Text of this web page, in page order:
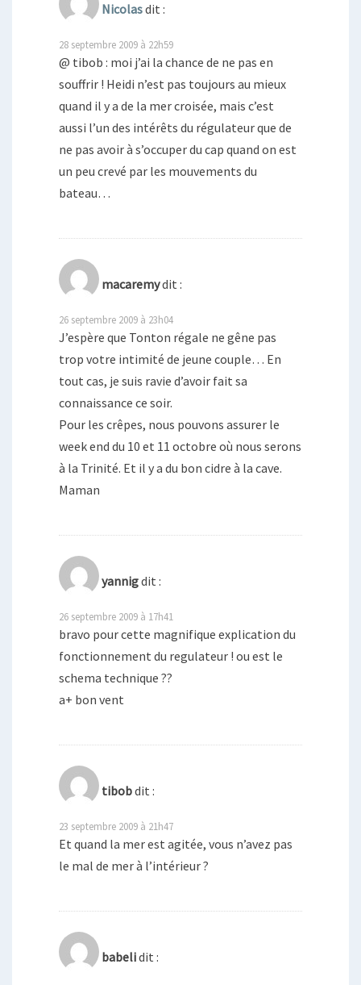
Nicolasdit :
28 septembre 2009 à 22h59
@ tibob : moi j’ai la chance de ne pas en
souffrir ! Heidi n’est pas toujours au mieux
quand il y a de la mer croisée, mais c’est
aussi l’un des intérêts du régulateur que de
ne pas avoir à s’occuper du cap quand on est
un peu crevé par les mouvements du
bateau…
macaremydit :
26 septembre 2009 à 23h04
J’espère que Tonton régale ne gêne pas
trop votre intimité de jeune couple… En
tout cas, je suis ravie d’avoir fait sa
connaissance ce soir.
Pour les crêpes, nous pouvons assurer le
week end du 10 et 11 octobre où nous serons
à la Trinité. Et il y a du bon cidre à la cave.
Maman
yannigdit :
26 septembre 2009 à 17h41
bravo pour cette magnifique explication du
fonctionnement du regulateur ! ou est le
schema technique ??
a+ bon vent
tibobdit :
23 septembre 2009 à 21h47
Et quand la mer est agitée, vous n’avez pas
le mal de mer à l’intérieur ?
babelidit :